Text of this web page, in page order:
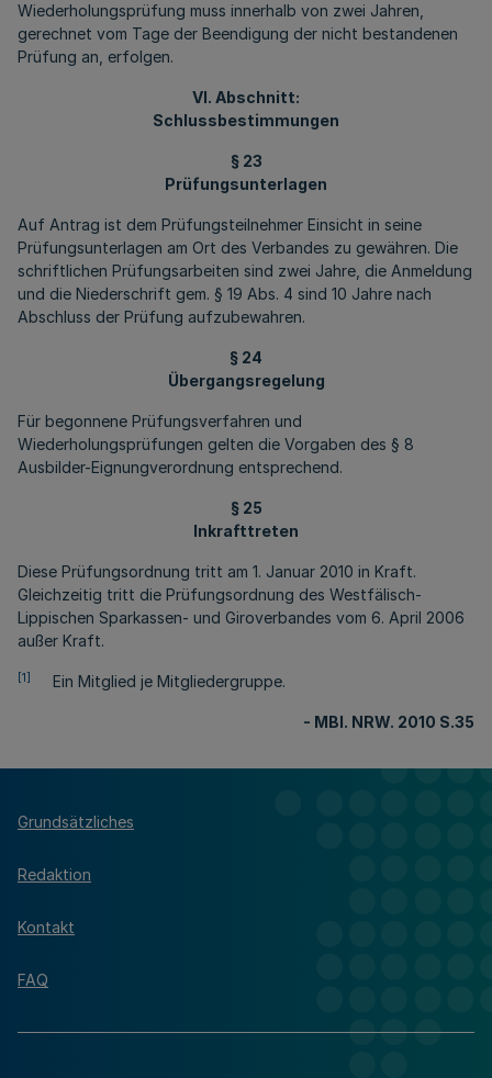
Wiederholungsprüfung muss innerhalb von zwei Jahren,
gerechnet vom Tage der Beendigung der nicht bestandenen
Prüfung an, erfolgen.
VI. Abschnitt:
Schlussbestimmungen
§ 23
Prüfungsunterlagen
Auf Antrag ist dem Prüfungsteilnehmer Einsicht in seine
Prüfungsunterlagen am Ort des Verbandes zu gewähren. Die
schriftlichen Prüfungsarbeiten sind zwei Jahre, die Anmeldung
und die Niederschrift gem. § 19 Abs. 4 sind 10 Jahre nach
Abschluss der Prüfung aufzubewahren.
§ 24
Übergangsregelung
Für begonnene Prüfungsverfahren und
Wiederholungsprüfungen gelten die Vorgaben des § 8
Ausbilder-Eignungverordnung entsprechend.
§ 25
Inkrafttreten
Diese Prüfungsordnung tritt am 1. Januar 2010 in Kraft.
Gleichzeitig tritt die Prüfungsordnung des Westfälisch-
Lippischen Sparkassen- und Giroverbandes vom 6. April 2006
außer Kraft.
[1] Ein Mitglied je Mitgliedergruppe.
- MBl. NRW. 2010 S.35
Grundsätzliches
Redaktion
Kontakt
FAQ